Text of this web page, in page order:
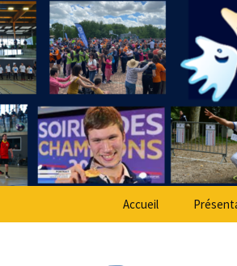
Aller
au
contenu
Sport Adapté
Accueil